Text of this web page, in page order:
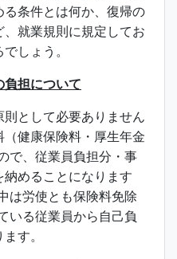
条件とは何か、復帰の
就業規則に規定してお
しょう。
担について
として必要ありません
健康保険料・厚生年金
で、従業員負担分・事
めることになります
は労使とも保険料免除
いる従業員から自己負
す。